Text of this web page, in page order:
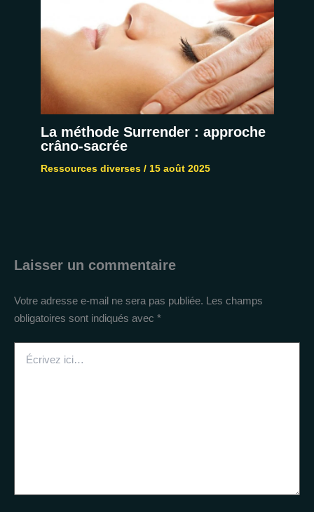
La méthode Surrender : approche
crâno-sacrée
Ressources diverses/ 15 août 2025
Laisser un commentaire
Votre adresse e-mail ne sera pas publiée. Les champs
obligatoires sont indiqués avec *
ici…